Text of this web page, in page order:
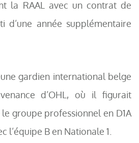
la RAAL avec un contrat de
d’une année supplémentaire
gardien international belge
d’OHL, où il figurait
groupe professionnel en D1A
l’équipe B en Nationale 1.